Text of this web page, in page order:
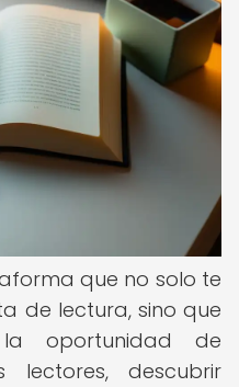
que no solo te
de lectura, sino que
oportunidad de
descubrir